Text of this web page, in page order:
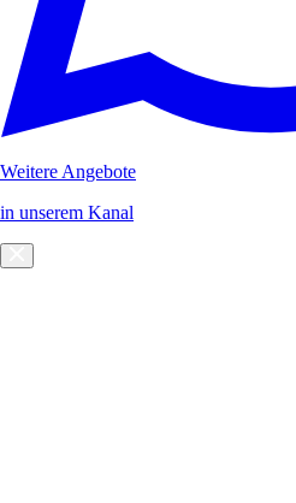
Weitere Angebote
in unserem Kanal